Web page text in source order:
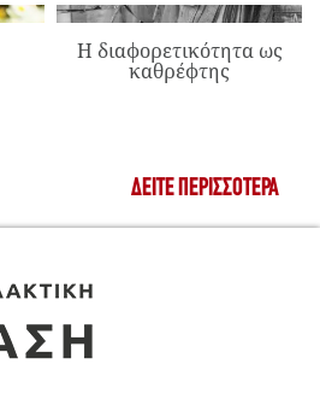
Η διαφορετικότητα ως
καθρέφτης
ΔΕΊΤΕ ΠΕΡΙΣΣΌΤΕΡΑ